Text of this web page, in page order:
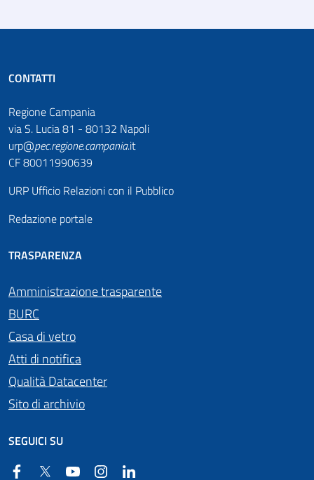
CONTATTI
Regione Campania
via S. Lucia 81 - 80132 Napoli
urp@pec.regione.campania.it
CF 80011990639
URP Ufficio Relazioni con il Pubblico
Redazione portale
TRASPARENZA
Amministrazione trasparente
BURC
Casa di vetro
Atti di notifica
Qualità Datacenter
Sito di archivio
SEGUICI SU
FacebookTwitter YouTube Instagram